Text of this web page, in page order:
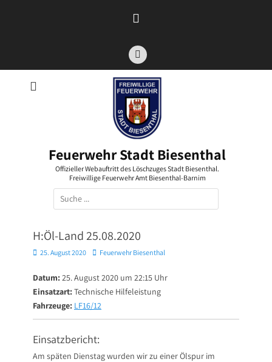
Facebook
Feuerwehr Stadt Biesenthal
Offizieller Webauftritt des Löschzuges Stadt Biesenthal.
Freiwillige Feuerwehr Amt Biesenthal-Barnim
Suchen
nach:
H:Öl-Land 25.08.2020
Posted
25. August 2020 AutorFeuerwehr Biesenthal
Datum: 25. August 2020 um 22:15 Uhr
Einsatzart: Technische Hilfeleistung
Fahrzeuge: LF16/12
Einsatzbericht:
Am späten Dienstag wurden wir zu einer Ölspur im